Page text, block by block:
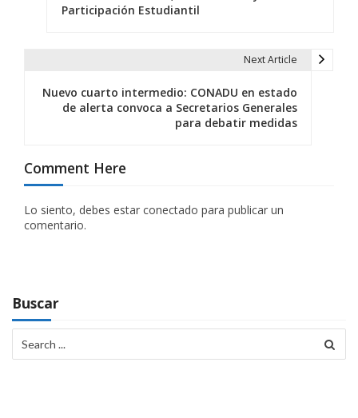
i
ó
n
e
n
Participación Estudiantil
Next Article
Nuevo cuarto intermedio: CONADU en estado
de alerta convoca a Secretarios Generales
para debatir medidas
Comment Here
Lo siento, debes estar conectado para publicar un
comentario.
Buscar
for: